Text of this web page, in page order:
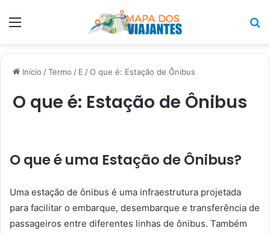
Menu
Início /Termo / E /O que é: Estação de Ônibus
O que é: Estação de Ônibus
O que é uma Estação de Ônibus?
Uma estação de ônibus é uma infraestrutura projetada
para facilitar o embarque, desembarque e transferência de
passageiros entre diferentes linhas de ônibus. Também